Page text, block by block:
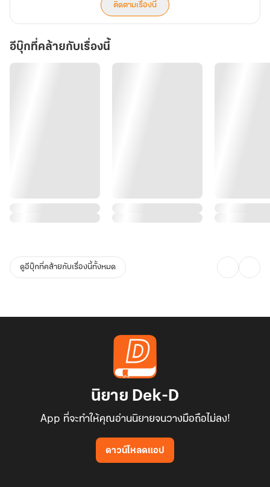
ติดตามเรื่องนี้
อีบุ๊กที่คล้ายกับเรื่องนี้
ดูอีบุ๊กที่คล้ายกับเรื่องนี้ทั้งหมด
นิยาย Dek-D
App ที่จะทำให้คุณอ่านนิยายจนวางมือถือไม่ลง!
ดาวน์โหลดแอป